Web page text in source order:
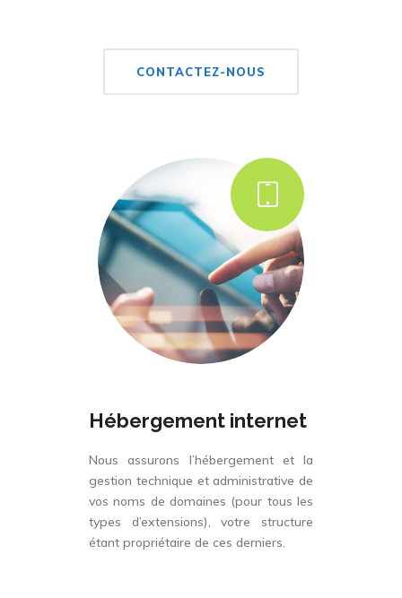
CONTACTEZ-NOUS
Hébergement internet
Nous assurons l’hébergement et la
gestion technique et administrative de
vos noms de domaines (pour tous les
types d’extensions), votre structure
étant propriétaire de ces derniers.